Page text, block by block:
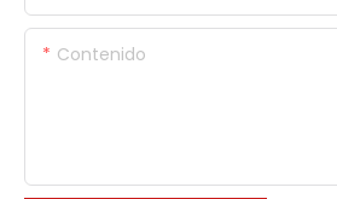
Contenido